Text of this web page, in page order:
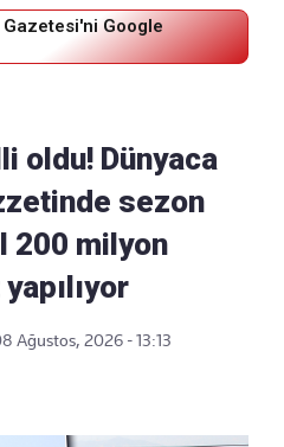
Google
oldu! Dünyaca
sezon
200 milyon
Ağustos, 2026 - 13:13